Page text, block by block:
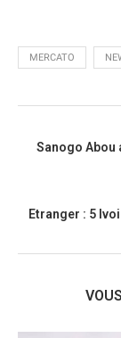
MERCATO
Sanogo Abou
Etranger : 5